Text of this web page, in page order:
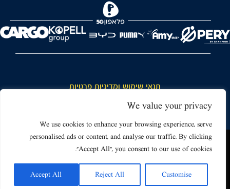
We value your privacy
We use cookies to enhance your browsing experience, serve
personalised ads or content, and analyse our traffic. By clicking
"Accept All", you consent to our use of cookies.
Customise
Reject All
Accept All
תנאי שימוש ומדיניות פרטיות
כללי כניסה והתנהגות באצטדיון ותנאי שימוש בכרטיסים
דרושים
צור קשר
Powered by
האתר שאתה גולש בו עשוי להשתמש בעוגיות (קוקיז) ובטכנולוגיות דומות.
על ידי כניסה לאתר אתה מאשר את תנאי השימוש הכוללים שימוש בעוגיות
(קוקיז).
אישור